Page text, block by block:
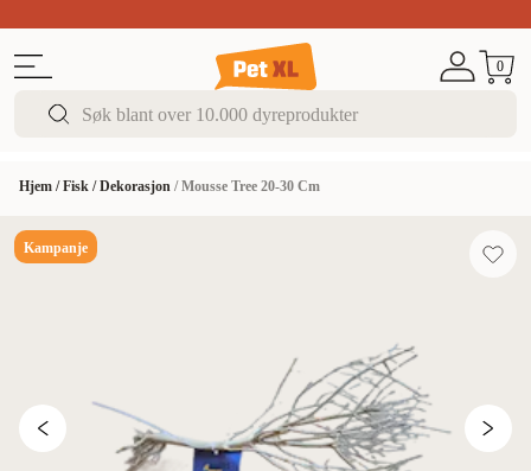
0
Hjem /Fisk /Dekorasjon /Mousse Tree 20-30 Cm
Kampanje